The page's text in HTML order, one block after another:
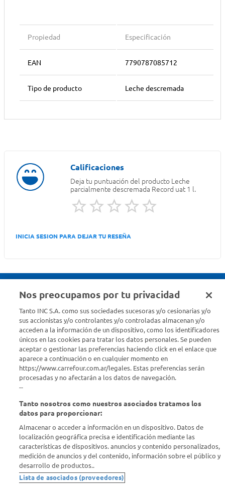
Propiedad Especificación
EAN 7790787085712
Tipo de producto Leche descremada
Deja tu puntuación del producto Leche
parcialmente descremada Record uat 1 l.
INICIA SESION PARA DEJAR TU RESEÑA
Estamos para ayudarte
¿Tenés una consulta? Comunicate con nosotros acá
Descubrí Carrefour
Conocenos
Info útil
Comprá Online
Nos preocupamos por tu privacidad
Tanto INC S.A. como sus sociedades sucesoras y/o cesionarias y/o
sus accionistas y/o controlantes y/o controladas almacenan y/o
acceden a la información de un dispositivo, como los identificadores
únicos en las cookies para tratar los datos personales. Se pueden
aceptar o gestionar las preferencias haciendo click en el enlace que
aparece a continuación o en cualquier momento en
https://www.carrefour.com.ar/legales. Estas preferencias serán
procesadas y no afectarán a los datos de navegación.
--
Tanto nosotros como nuestros asociados tratamos los
datos para proporcionar:
Almacenar o acceder a información en un dispositivo. Datos de
localización geográfica precisa e identificación mediante las
características de dispositivos. anuncios y contenido personalizados,
medición de anuncios y del contenido, información sobre el público y
desarrollo de productos..
Lista de asociados (proveedores)